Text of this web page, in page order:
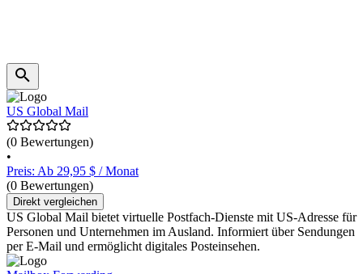
US Global Mail
(0 Bewertungen)
•
Preis: Ab 29,95 $ / Monat
(0 Bewertungen)
Direkt vergleichen
US Global Mail bietet virtuelle Postfach-Dienste mit US-Adresse für
Personen und Unternehmen im Ausland. Informiert über Sendungen
per E-Mail und ermöglicht digitales Posteinsehen.